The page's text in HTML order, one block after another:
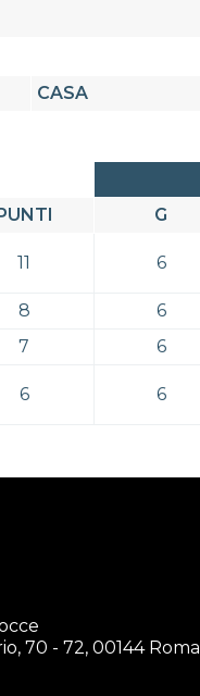
CASA
PUNTI G
11 6
8 6
7 6
6 6
70 - 72, 00144 Roma